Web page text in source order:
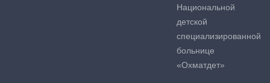
Национальной
детской
специализированной
больнице
«Охматдет»